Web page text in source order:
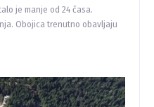
je manje od 24 časa.
Obojica trenutno obavljaju